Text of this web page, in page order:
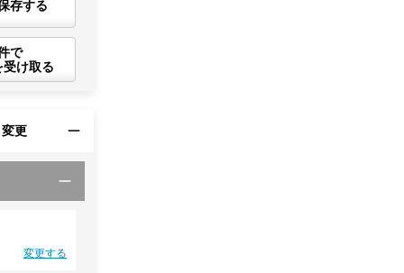
存する
で
受け取る
更
変更する